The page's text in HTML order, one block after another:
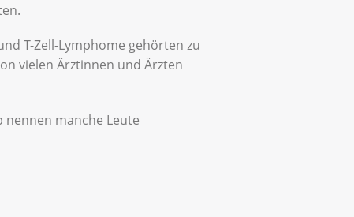
T-Zell-Lymphome gehörten zu
vielen Ärztinnen und Ärzten
manche Leute